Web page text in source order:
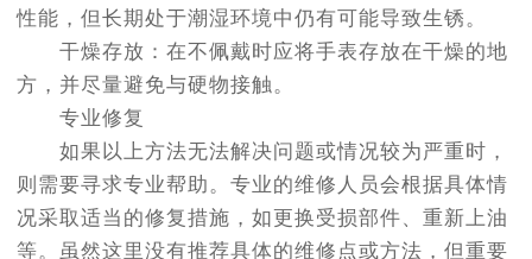
性能，但长期处于潮湿环境中仍有可能导致生锈。
干燥存放：在不佩戴时应将手表存放在干燥的地
方，并尽量避免与硬物接触。
专业修复
如果以上方法无法解决问题或情况较为严重时，
则需要寻求专业帮助。专业的维修人员会根据具体情
况采取适当的修复措施，如更换受损部件、重新上油
等。虽然这里没有推荐具体的维修点或方法，但重要